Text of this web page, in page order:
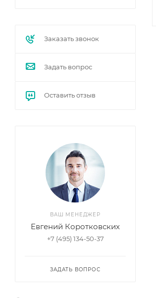
Заказать звонок
Задать вопрос
Оставить отзыв
ВАШ МЕНЕДЖЕР
Евгений Коротковских
+7 (495) 134-50-37
ЗАДАТЬ ВОПРОС